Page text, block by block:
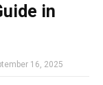
in
16, 2025